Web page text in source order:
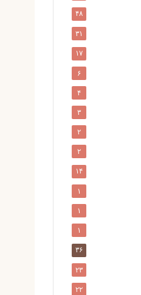
۴۸
۳۱
۱۷
۶
۴
۳
۲
۲
۱۴
۱
۱
۱
۳۶
۲۳
۲۲